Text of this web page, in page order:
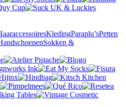
KledingParaplu’sPetten
Sokken &